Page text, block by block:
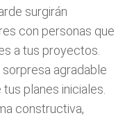
surgirán
con personas que
a tus proyectos.
sorpresa agradable
planes iniciales.
constructiva,